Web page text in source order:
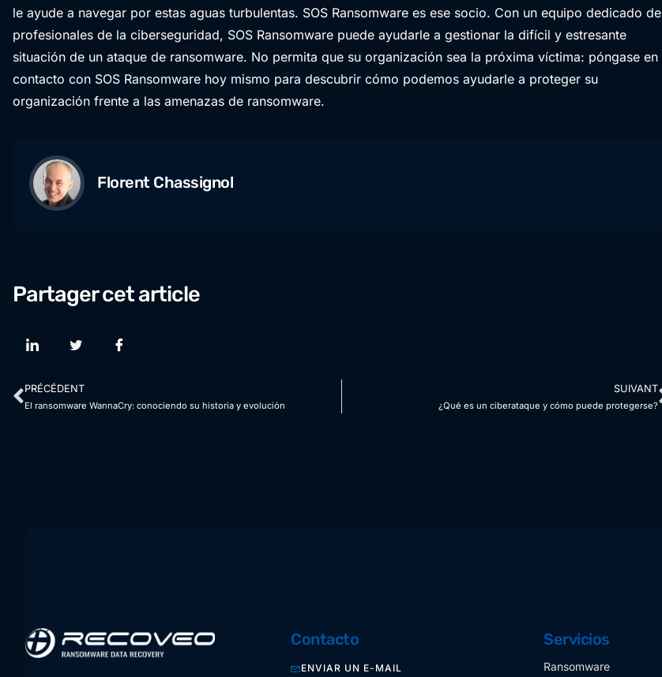
le ayude a navegar por estas aguas turbulentas. SOS Ransomware es ese socio. Con un equipo dedicado de
profesionales de la ciberseguridad, SOS Ransomware puede ayudarle a gestionar la difícil y estresante
situación de un ataque de ransomware. No permita que su organización sea la próxima víctima: póngase en
contacto con SOS Ransomware hoy mismo para descubrir cómo podemos ayudarle a proteger su
organización frente a las amenazas de ransomware.
Florent Chassignol
Partager cet article
PRÉCÉDENT
El ransomware WannaCry: conociendo su historia y evolución
SUIVANT
¿Qué es un ciberataque y cómo puede protegerse?
Contacto
ENVIAR UN E-MAIL
Servicios
Ransomware